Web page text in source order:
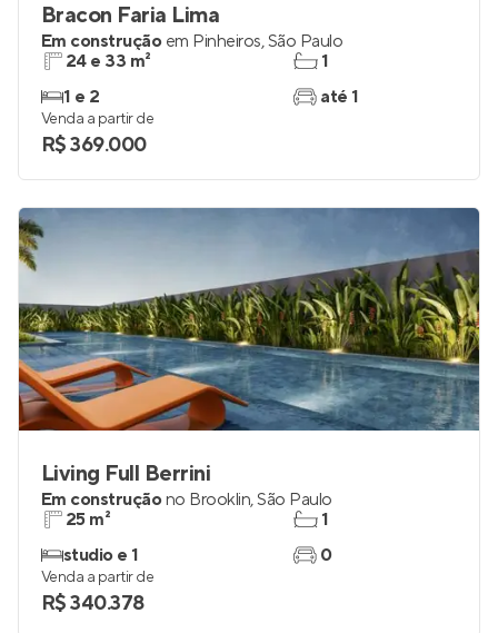
Bracon Faria Lima
Em construção em Pinheiros,São Paulo
24 e 33 m²
1 e 2
1
até 1
Venda a partir de
R$ 369.000
Living Full Berrini
Em construçãono Brooklin,São Paulo
25 m²
studio e 1
1
0
Venda a partir de
R$ 340.378